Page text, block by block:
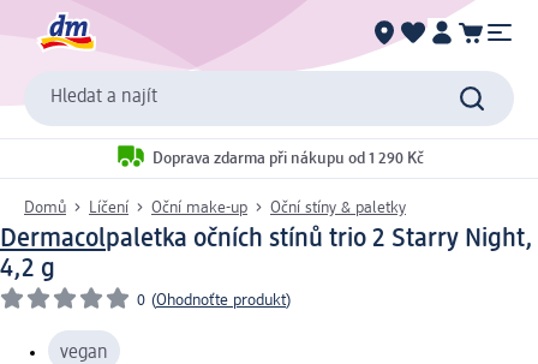
Hledat a najít
Doprava zdarma při nákupu od 1 290 Kč
Domů Líčení Oční make-up Oční stíny & paletky
Dermacolpaletka očních stínů trio 2 Starry Night,
4,2 g
0 (Ohodnoťte produkt)
vegan